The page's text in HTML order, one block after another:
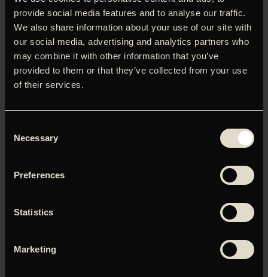
provide social media features and to analyse our traffic.
We also share information about your use of our site with
our social media, advertising and analytics partners who
may combine it with other information that you’ve
provided to them or that they’ve collected from your use
of their services.
Selection
Necessary
Preferences
Statistics
Marketing
højdramatisk dokumentar om et ikons vej mod den store
deroute. Portrættet er bygget over mere end 500 timers
aldrig tidligere offentliggjorte optagelser, og her er det
især Maradonas ophold i Napoli, der fokuseres på. Af gode
grunde, for årene fra 1984 til 1991 var ikke kun en vigtig og
travl periode for fodboldstjernen, som undervejs var med
til at hente verdensmesterskabet hjem til Argentina, mens
Du skal tillade marketing-cookies for at kunne se denne